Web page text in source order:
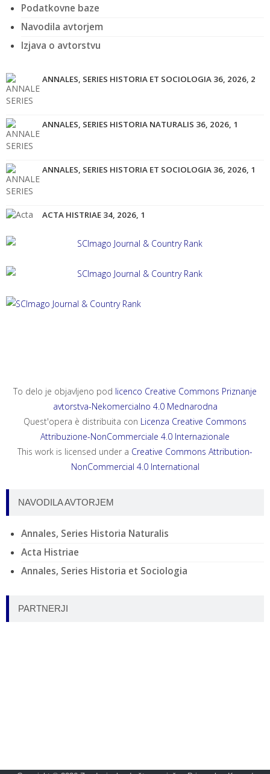
Podatkovne baze
Navodila avtorjem
Izjava o avtorstvu
ANNALES, SERIES HISTORIA ET SOCIOLOGIA 36, 2026, 2
ANNALES, SERIES HISTORIA NATURALIS 36, 2026, 1
ANNALES, SERIES HISTORIA ET SOCIOLOGIA 36, 2026, 1
ACTA HISTRIAE 34, 2026, 1
ANNALES, SERIES HISTORIA ET SOCIOLOGIA 35, 2025, 4
To delo je objavljeno pod licenco Creative Commons Priznanje
avtorstva-Nekomercialno 4.0 Mednarodna
Quest'opera è distribuita con Licenza Creative Commons
Attribuzione-NonCommerciale 4.0 Internazionale
This work is licensed under a Creative Commons Attribution-
NonCommercial 4.0 International
NAVODILA AVTORJEM
Annales, Series Historia Naturalis
Acta Histriae
Annales, Series Historia et Sociologia
PARTNERJI